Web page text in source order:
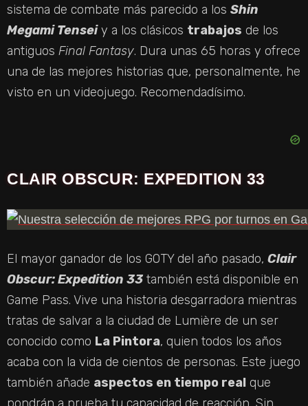
sistema de combate más parecido a los Shin
Megami Tenseiy a los clásicos trabajos de los
antiguos Final Fantasy. Dura unas 65 horas y ofrece
una de las mejores historias que, personalmente, he
visto en un videojuego. Recomendadísimo.
CLAIR OBSCUR: EXPEDITION 33
El mayor ganador de los GOTY del año pasado, Clair
Obscur: Expedition 33 también está disponible en
Game Pass. Vive una historia desgarradora mientras
tratas de salvar a la ciudad de Lumière de un ser
conocido como La Pintora, quien todos los años
acaba con la vida de cientos de personas. Este juego
también añade aspectos en tiempo real que